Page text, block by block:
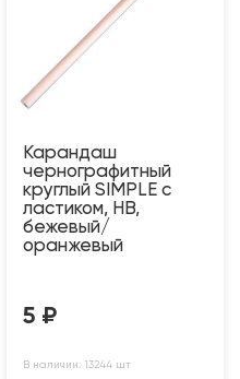
Карандаш
чернографитный
круглый SIMPLE с
ластиком, HB,
бежевый/
оранжевый
5 ₽
В наличии: 13244 шт